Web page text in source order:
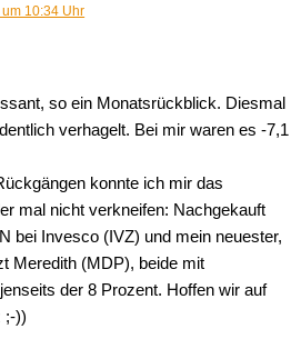
10:34 Uhr
so ein Monatsrückblick. Diesmal
verhagelt. Bei mir waren es -7,1
konnte ich mir das
mal nicht verkneifen: Nachgekauft
bei Invesco (IVZ) und mein neuester,
Meredith (MDP), beide mit
der 8 Prozent. Hoffen wir auf
;-))